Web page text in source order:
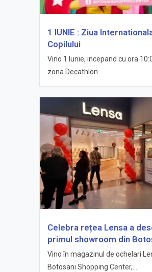
1 IUNIE : Ziua
Copilului
Vino 1 Iunie, incepand cu ora
zona Decathlon...
Celebra rețea Lensa a
primul showroom din
Vino în magazinul de ochelari
Botosani Shopping Center,...